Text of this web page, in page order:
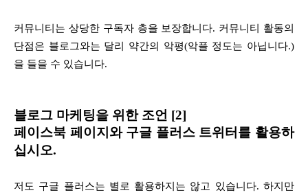
커뮤니티는 상당한 구독자 층을 보장합니다. 커뮤니티 활동의
단점은 블로그와는 달리 약간의 악평(악플 정도는 아닙니다.)
을 들을 수 있습니다.
블로그 마케팅을 위한 조언 [2]
페이스북 페이지와 구글 플러스 트위터를 활용하
십시오.
저도 구글 플러스는 별로 활용하지는 않고 있습니다. 하지만